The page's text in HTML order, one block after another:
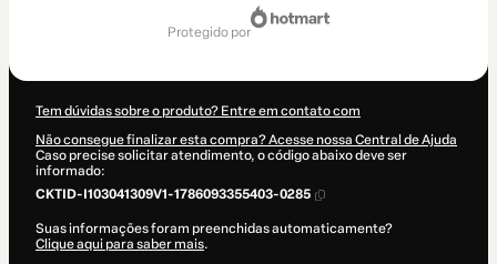
protegido por
Tem dúvidas sobre o produto? Entre em contato com
Não consegue finalizar esta compra? Acesse nossa Central de Ajuda
Caso precise solicitar atendimento, o código abaixo deve ser
informado:
CKTID-I103041309V1-1786093355403-0285
Suas informações foram preenchidas automaticamente?
Clique aqui para saber mais.